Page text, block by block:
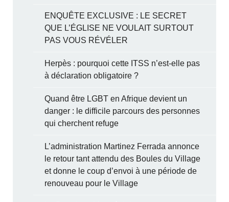
ENQUÊTE EXCLUSIVE : LE SECRET
QUE L’ÉGLISE NE VOULAIT SURTOUT
PAS VOUS RÉVÉLER
Herpès : pourquoi cette ITSS n’est-elle pas
à déclaration obligatoire ?
Quand être LGBT en Afrique devient un
danger : le difficile parcours des personnes
qui cherchent refuge
L’administration Martinez Ferrada annonce
le retour tant attendu des Boules du Village
et donne le coup d’envoi à une période de
renouveau pour le Village